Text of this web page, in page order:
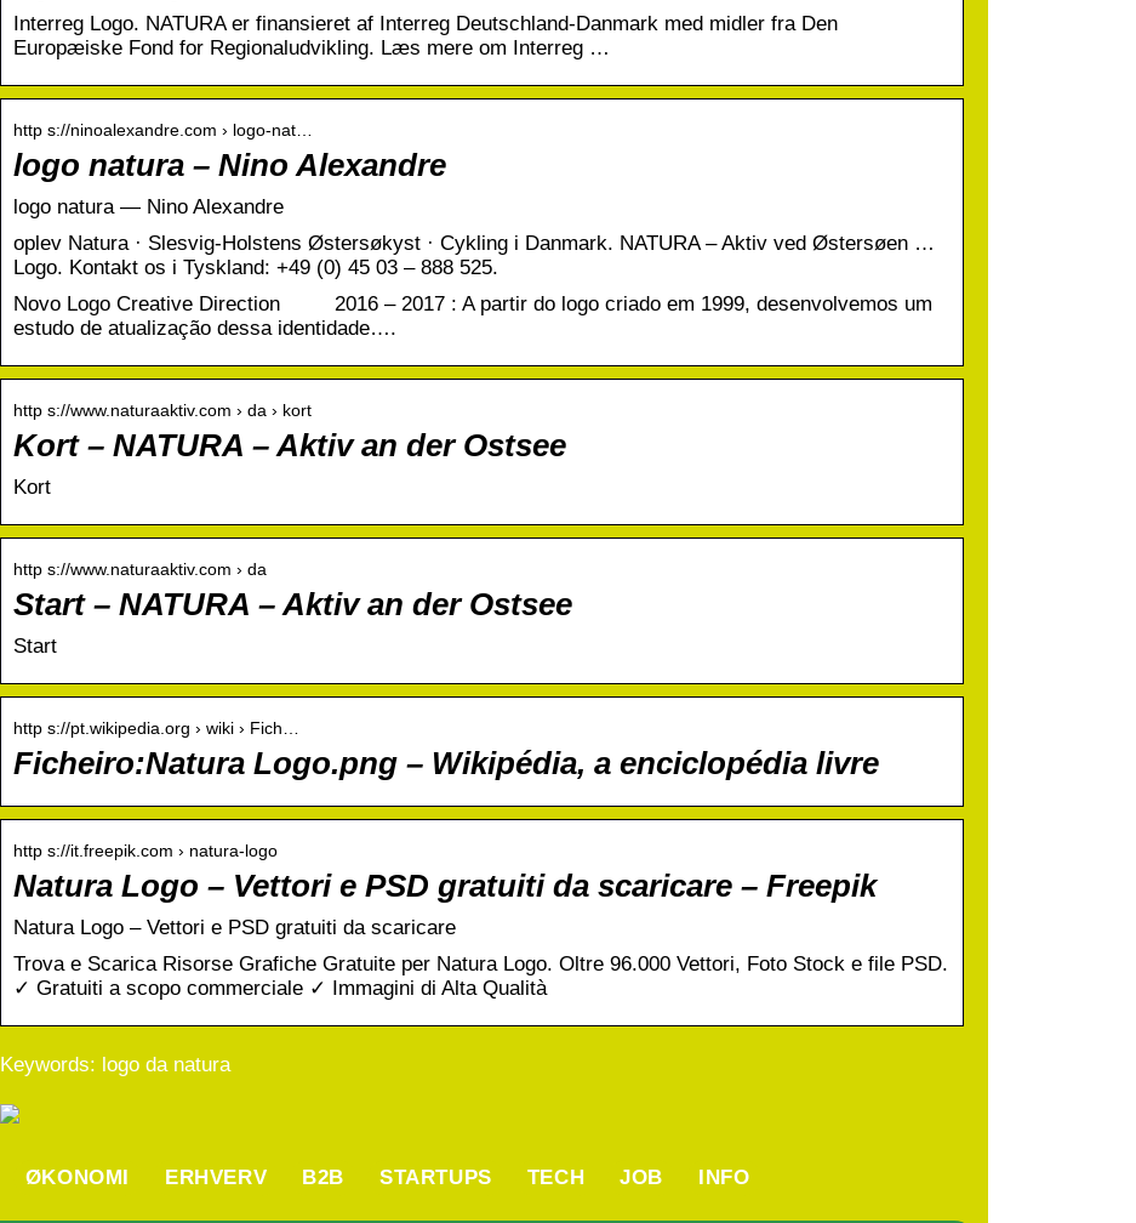
Interreg Logo. NATURA er finansieret af Interreg Deutschland-Danmark med midler fra Den
Europæiske Fond for Regionaludvikling. Læs mere om Interreg …
http s://ninoalexandre.com › logo-nat…
logo natura – Nino Alexandre
logo natura — Nino Alexandre
oplev Natura · Slesvig-Holstens Østersøkyst · Cykling i Danmark. NATURA – Aktiv ved Østersøen …
Logo. Kontakt os i Tyskland: +49 (0) 45 03 – 888 525.
Novo Logo Creative Direction 2016 – 2017 : A partir do logo criado em 1999, desenvolvemos um
estudo de atualização dessa identidade….
http s://www.naturaaktiv.com › da › kort
Kort – NATURA – Aktiv an der Ostsee
Kort
http s://www.naturaaktiv.com › da
Start – NATURA – Aktiv an der Ostsee
Start
http s://pt.wikipedia.org › wiki › Fich…
Ficheiro:Natura Logo.png – Wikipédia, a enciclopédia livre
http s://it.freepik.com › natura-logo
Natura Logo – Vettori e PSD gratuiti da scaricare – Freepik
Natura Logo – Vettori e PSD gratuiti da scaricare
Trova e Scarica Risorse Grafiche Gratuite per Natura Logo. Oltre 96.000 Vettori, Foto Stock e file PSD.
✓ Gratuiti a scopo commerciale ✓ Immagini di Alta Qualità
Keywords: logo da natura
ØKONOMI ERHVERV B2B STARTUPS TECH JOB INFO